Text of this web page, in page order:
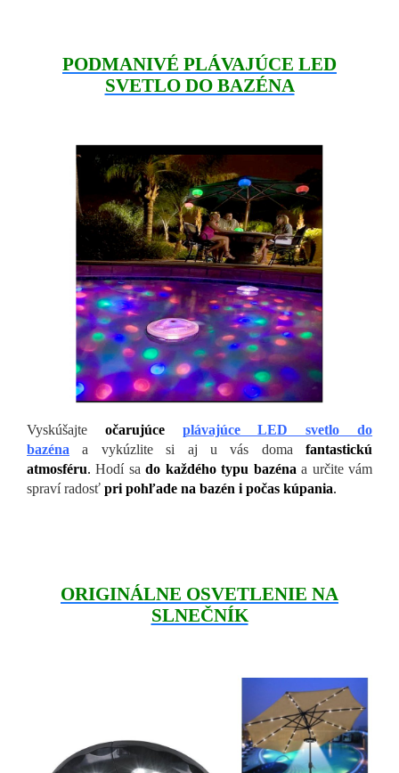
PODMANIVÉ PLÁVAJÚCE LED
SVETLO DO BAZÉNA
Vyskúšajte očarujúce
plávajúce LED svetlo do
bazéna a vykúzlite si aj u vás doma fantastickú
atmosféru. Hodí sado každého typu bazéna a určite vám
spraví radosť pri pohľade na bazén i počas kúpania.
ORIGINÁLNE OSVETLENIE NA
SLNEČNÍK